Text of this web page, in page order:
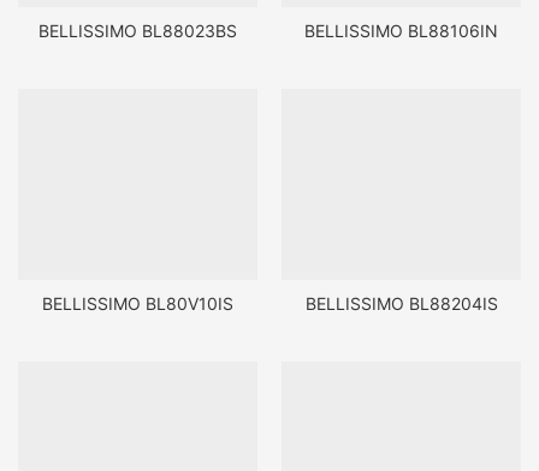
BELLISSIMO BL88023BS BELLISSIMO BL88106IN
BELLISSIMO BL80V10IS BELLISSIMO BL88204IS